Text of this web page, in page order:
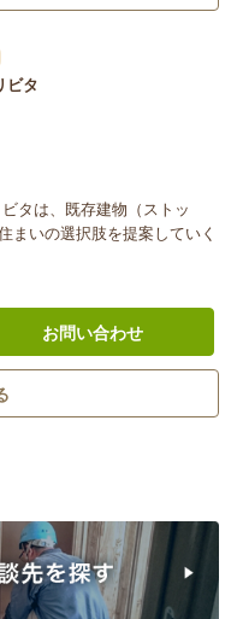
ビタ
タは、既存建物（ストッ
まいの選択肢を提案していく
お問い合わせ